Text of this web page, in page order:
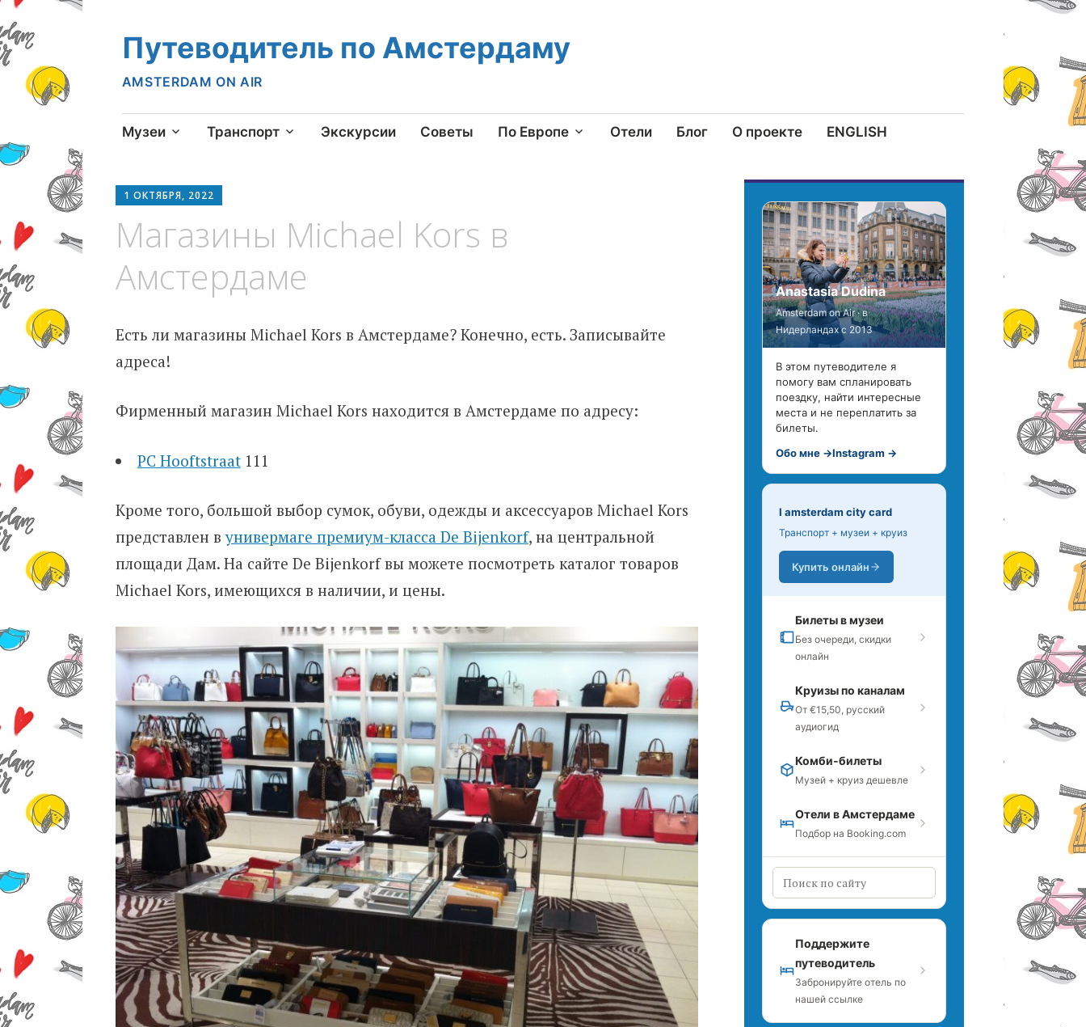
Путеводитель по Амстердаму
AMSTERDAM ON AIR
Skip
Музеи Транспорт Экскурсии Советы По Европе Отели Блог О проекте ENGLISH
1 ОКТЯБРЯ, 2022
Магазины Michael Kors в
Амстердаме
Есть ли магазины Michael Kors в Амстердаме? Конечно, есть. Записывайте
адреса!
Фирменный магазин Michael Kors находится в Амстердаме по адресу:
PC Hooftstraat111
Кроме того, большой выбор сумок, обуви, одежды и аксессуаров Michael Kors
представлен вунивермаге премиум-класса De Bijenkorf, на центральной
площади Дам. На сайте De Bijenkorf вы можете посмотреть каталог товаров
Michael Kors, имеющихся в наличии, и цены.
Anastasia Dudina
Amsterdam on Air · в
Нидерландах с 2013
В этом путеводителе я
помогу вам спланировать
поездку, найти интересные
места и не переплатить за
билеты.
Обо мне →Instagram →
I amsterdam city card
Транспорт + музеи + круиз
Купить онлайн
Билеты в музеи
Без очереди, скидки
онлайн
Круизы по каналам
От €15,50, русский
аудиогид
Комби-билеты
Музей + круиз дешевле
Отели в Амстердаме
Подбор на Booking.com
Поддержите
путеводитель
Забронируйте отель по
нашей ссылке